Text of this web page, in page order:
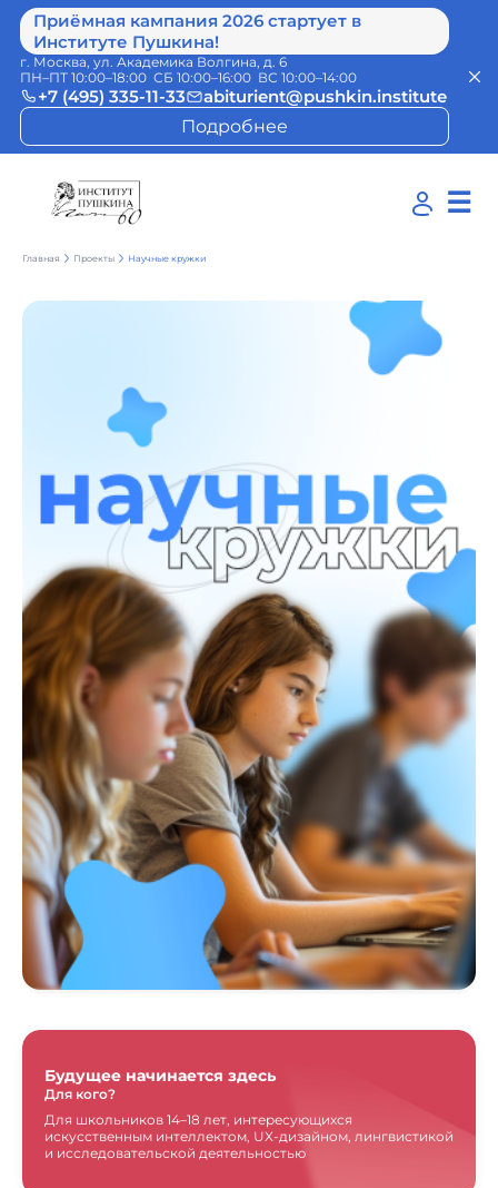
Приёмная кампания 2026 стартует в
Институте Пушкина!
г. Москва, ул. Академика Волгина, д. 6
ПН–ПТ 10:00–18:00 СБ 10:00–16:00 ВС 10:00–14:00
+7 (495) 335-11-33
abiturient@pushkin.institute
Подробнее
☰
Главная Проекты Научные кружки
Будущее начинается здесь
Для кого?
Для школьников 14–18 лет, интересующихся
искусственным интеллектом, UX-дизайном, лингвистикой
и исследовательской деятельностью